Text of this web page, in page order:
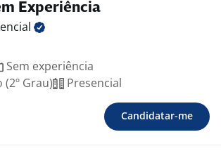
Experiência
Sem experiência
Grau)
Presencial
Candidatar-me